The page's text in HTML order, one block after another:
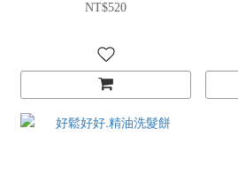
NT$520